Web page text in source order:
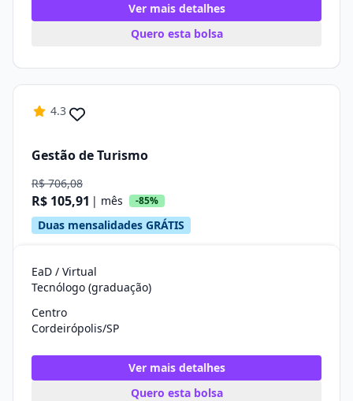
Ver mais detalhes
Quero esta bolsa
4.3
Gestão de Turismo
R$ 706,08
R$ 105,91 | mês -85%
Duas mensalidades GRÁTIS
EaD / Virtual
Tecnólogo (graduação)
Centro
Cordeirópolis/SP
Ver mais detalhes
Quero esta bolsa